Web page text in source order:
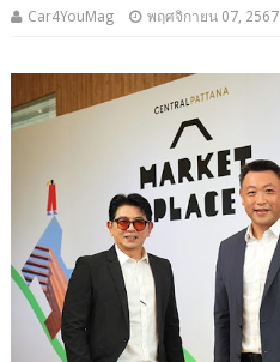
Car4YouMag พฤศจิกายน 07, 2567